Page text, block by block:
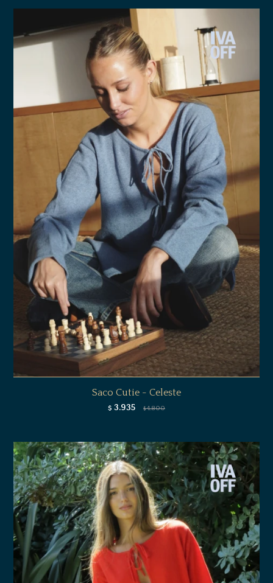
Saco Cutie - Celeste
$ 3.935 $ 4.800